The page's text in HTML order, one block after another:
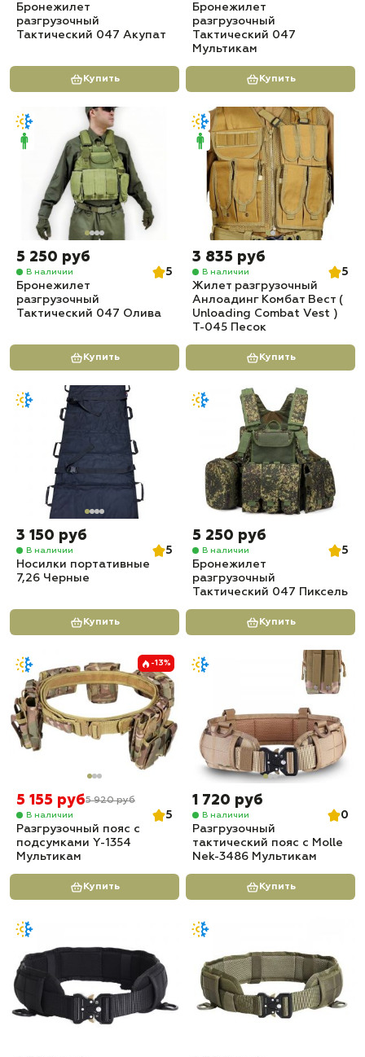
Бронежилет
разгрузочный
Тактический 047 Акупат
Купить
Бронежилет
разгрузочный
Тактический 047
Мультикам
Купить
5 250 руб
В наличии
5
Бронежилет
разгрузочный
Тактический 047 Олива
Купить
3 835 руб
В наличии
5
Жилет разгрузочный
Анлоадинг Комбат Вест (
Unloading Combat Vest )
T-045 Песок
Купить
3 150 руб
В наличии
5
Носилки портативные
7,26 Черные
Купить
5 250 руб
В наличии
5
Бронежилет
разгрузочный
Тактический 047 Пиксель
Купить
-13%
5 155 руб5 920 руб
В наличии
5
Разгрузочный пояс с
подсумками Y-1354
Мультикам
Купить
1 720 руб
В наличии
0
Разгрузочный
тактический пояс c Molle
Nek-3486 Мультикам
Купить